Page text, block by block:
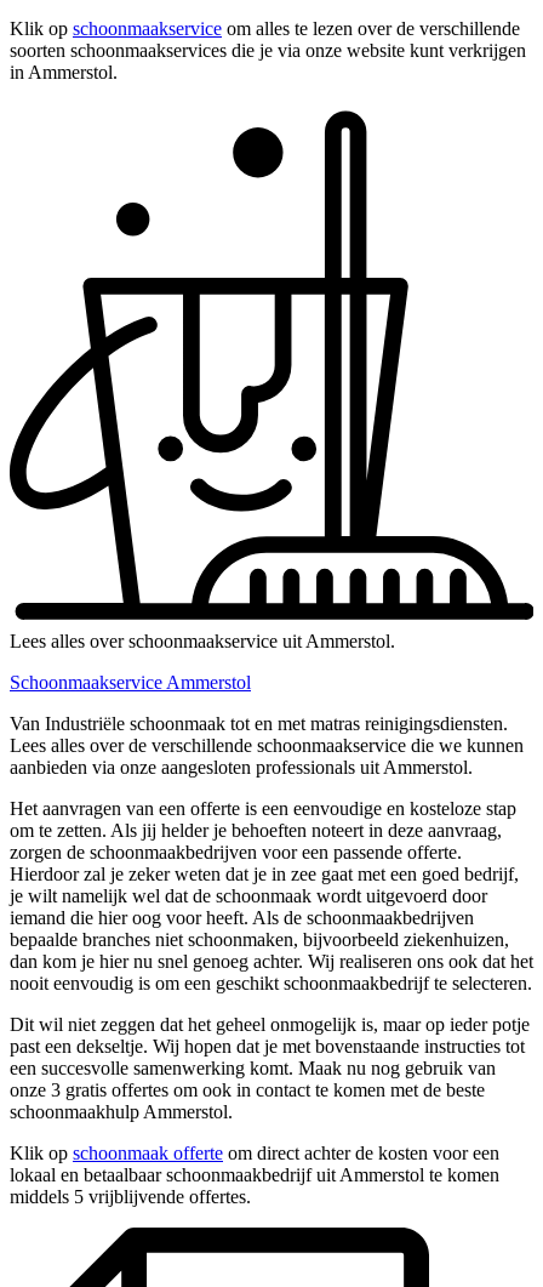
Klik op schoonmaakservice om alles te lezen over de verschillende
soorten schoonmaakservices die je via onze website kunt verkrijgen
in Ammerstol.
Lees alles over schoonmaakservice uit Ammerstol.
Schoonmaakservice Ammerstol
Van Industriële schoonmaak tot en met matras reinigingsdiensten.
Lees alles over de verschillende schoonmaakservice die we kunnen
aanbieden via onze aangesloten professionals uit Ammerstol.
Het aanvragen van een offerte is een eenvoudige en kosteloze stap
om te zetten. Als jij helder je behoeften noteert in deze aanvraag,
zorgen de schoonmaakbedrijven voor een passende offerte.
Hierdoor zal je zeker weten dat je in zee gaat met een goed bedrijf,
je wilt namelijk wel dat de schoonmaak wordt uitgevoerd door
iemand die hier oog voor heeft. Als de schoonmaakbedrijven
bepaalde branches niet schoonmaken, bijvoorbeeld ziekenhuizen,
dan kom je hier nu snel genoeg achter. Wij realiseren ons ook dat het
nooit eenvoudig is om een geschikt schoonmaakbedrijf te selecteren.
Dit wil niet zeggen dat het geheel onmogelijk is, maar op ieder potje
past een dekseltje. Wij hopen dat je met bovenstaande instructies tot
een succesvolle samenwerking komt. Maak nu nog gebruik van
onze 3 gratis offertes om ook in contact te komen met de beste
schoonmaakhulp Ammerstol.
Klik op schoonmaak offerte om direct achter de kosten voor een
lokaal en betaalbaar schoonmaakbedrijf uit Ammerstol te komen
middels 5 vrijblijvende offertes.